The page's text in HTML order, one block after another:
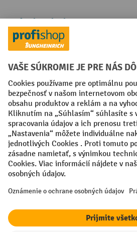
Spôsoby platby
Creditcard (Master)Creditcard (Visa)
Faktúra Predplatba
Sociálne siete
Facebook
YouTube
LinkedIn
Nastavenia ochrany osobných údajov
All prices excl. VAT plusshipping costsand
¹ Zľava platí do vypredania zásob. Zľava sa